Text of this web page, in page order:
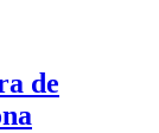
de